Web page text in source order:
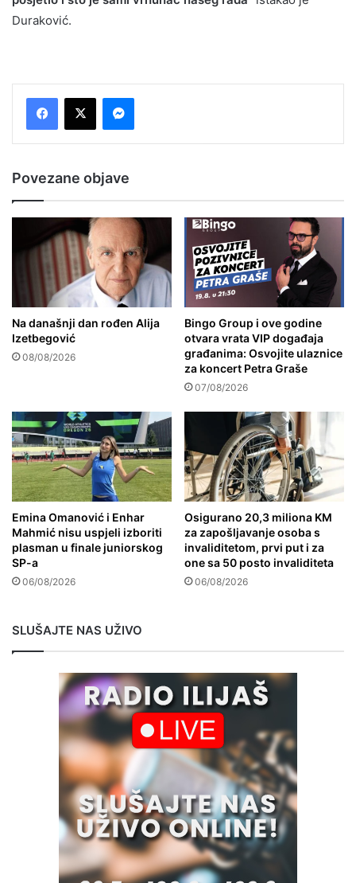
Duraković.
Povezane objave
Na današnji dan rođen Alija
Izetbegović
08/08/2026
Bingo Group i ove godine
otvara vrata VIP događaja
građanima: Osvojite ulaznice
za koncert Petra Graše
07/08/2026
Emina Omanović i Enhar
Mahmić nisu uspjeli izboriti
plasman u finale juniorskog
SP-a
06/08/2026
Osigurano 20,3 miliona KM
za zapošljavanje osoba s
invaliditetom, prvi put i za
one sa 50 posto invaliditeta
06/08/2026
SLUŠAJTE NAS UŽIVO